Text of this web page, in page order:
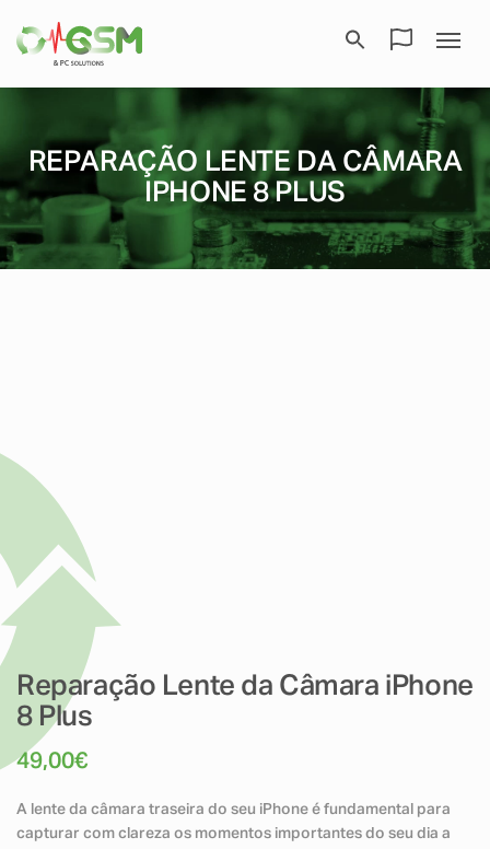
REPARAÇÃO LENTE DA CÂMARA
IPHONE 8 PLUS
Reparação Lente da Câmara iPhone
8 Plus
49,00€
A lente da câmara traseira do seu iPhone é fundamental para
capturar com clareza os momentos importantes do seu dia a